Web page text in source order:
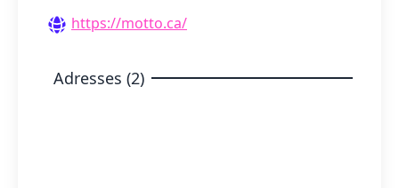
https://motto.ca/
Adresses (2)